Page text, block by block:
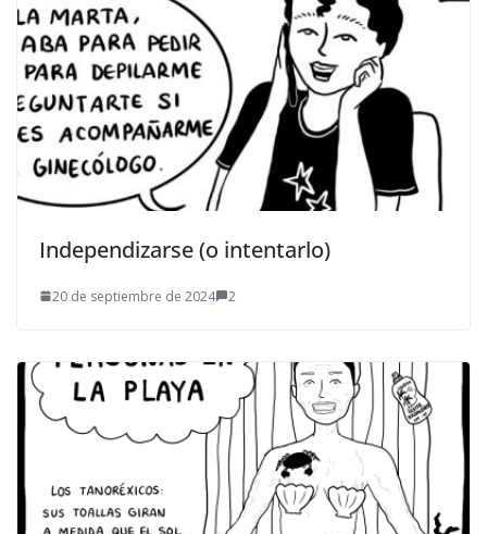
Independizarse (o intentarlo)
20 de septiembre de 2024 2